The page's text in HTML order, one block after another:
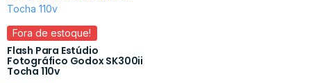
Fora de estoque!
Flash Para Estúdio
Fotográfico Godox SK300ii
Tocha 110v